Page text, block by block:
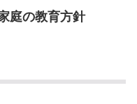
庭の教育方針